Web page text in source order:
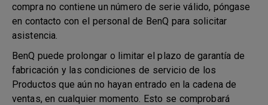
compra no contiene un número de serie válido, póngase
en contacto con el personal de BenQ para solicitar
asistencia.
BenQ puede prolongar o limitar el plazo de garantía de
fabricación y las condiciones de servicio de los
Productos que aún no hayan entrado en la cadena de
ventas, en cualquier momento. Esto se comprobará